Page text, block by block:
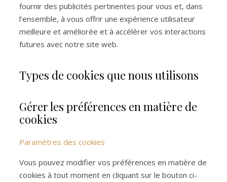
fournir des publicités pertinentes pour vous et, dans
l’ensemble, à vous offrir une expérience utilisateur
meilleure et améliorée et à accélérer vos interactions
futures avec notre site web.
Types de cookies que nous utilisons
Gérer les préférences en matière de
cookies
Paramètres des cookies
Vous pouvez modifier vos préférences en matière de
cookies à tout moment en cliquant sur le bouton ci-